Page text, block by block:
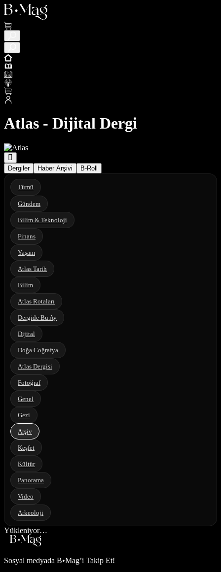
Atlas - Dijital Dergi
Dergiler Haber Arşivi B-Roll
Tümü
Gündem
Bilim & Teknoloji
Finans
Yaşam
Atlas Tarih
Bilim
Atlas Rotaları
Dergide Bu Ay
Dijital
Doğa Coğrafya
Atlas Dergisi
Fotoğraf
Genel
Gezi
Arşiv
Keşfet
Kültür
Panorama
Video
Arkeoloji
Yükleniyor…
Sosyal medyada B•Mag’i Takip Et!